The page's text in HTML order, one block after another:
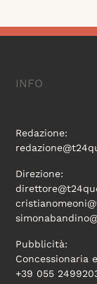
INFO
Redazione:
Direzione:
Pubblicità:
Concessionaria
+39 055